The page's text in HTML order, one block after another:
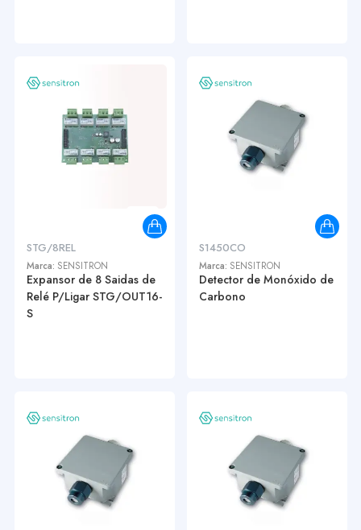
STG/8REL
Marca: SENSITRON
Expansor de 8 Saidas de
Relé P/Ligar STG/OUT16-
S
S1450CO
Marca: SENSITRON
Detector de Monóxido de
Carbono